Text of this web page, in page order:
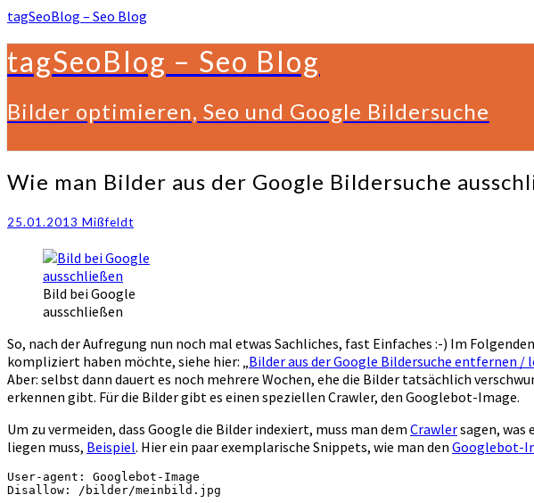
tagSeoBlog – Seo Blog
tagSeoBlog – Seo Blog
Bilder optimieren, Seo und Google Bildersuche
Wie
man
aus
Google
Bildersuche
ausschließt
Wie man Bilder aus der Google Bildersuche
25.01.2013 Mißfeldt
Bild bei Google
ausschließen
So, nach der Aufregung nun noch mal etwas Sachliches, fast Einfaches :-) Im
kompliziert haben möchte, siehe hier: „ Bilder aus der Google Bildersuche entfernen /
Aber: selbst dann dauert es noch mehrere Wochen, ehe die Bilder tatsächlich
erkennen gibt. Für die Bilder gibt es einen speziellen Crawler, den Googlebot-Image.
Um zu vermeiden, dass Google die Bilder indexiert, muss man dem Crawlersagen, was
liegen muss, Beispiel. Hier ein paar exemplarische Snippets, wie man den Googlebot-
User-agent: Googlebot-Image
Disallow: /bilder/meinbild.jpg